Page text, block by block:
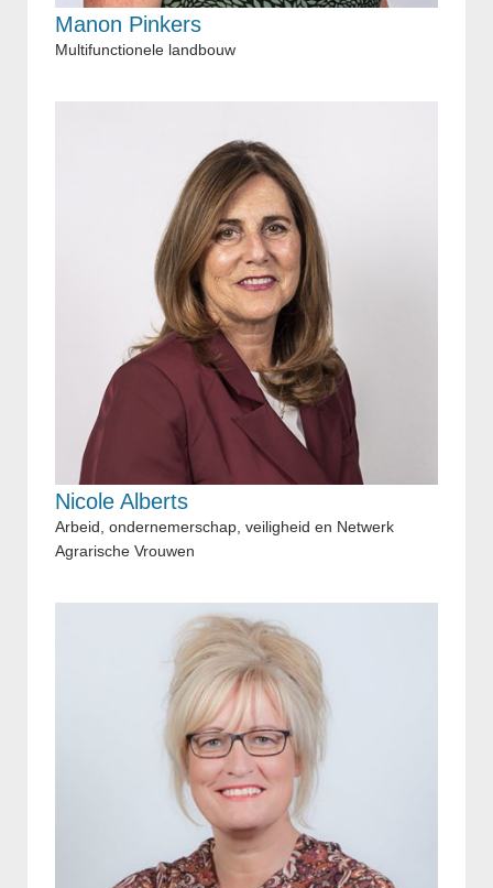
Manon Pinkers
Multifunctionele landbouw
Nicole Alberts
Arbeid, ondernemerschap, veiligheid en Netwerk
Agrarische Vrouwen